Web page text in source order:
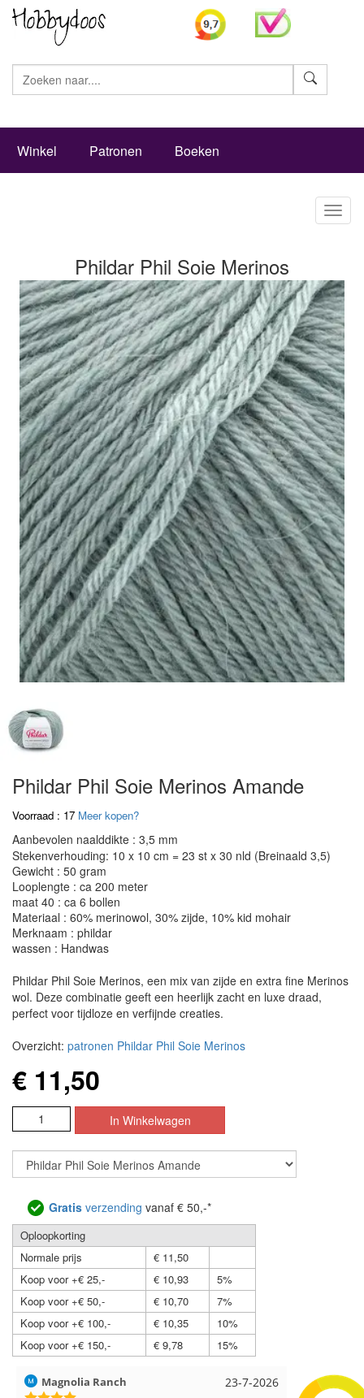
Winkel Patronen Boeken
Phildar Phil Soie Merinos
Phildar Phil Soie Merinos Amande
Voorraad : 17 Meer kopen?
Aanbevolen naalddikte : 3,5 mm
Stekenverhouding: 10 x 10 cm = 23 st x 30 nld (Breinaald 3,5)
Gewicht : 50 gram
Looplengte : ca 200 meter
maat 40 : ca 6 bollen
Materiaal : 60% merinowol, 30% zijde, 10% kid mohair
Merknaam : phildar
wassen : Handwas
Phildar Phil Soie Merinos, een mix van zijde en extra fine Merinos
wol. Deze combinatie geeft een heerlijk zacht en luxe draad,
perfect voor tijdloze en verfijnde creaties.
Overzicht: patronen Phildar Phil Soie Merinos
€ 11,50
Gratis verzending vanaf € 50,-*
Oploopkorting
Normale prijs
€ 11,50
Koop voor +€ 25,-
€ 10,93
5%
Koop voor +€ 50,-
€ 10,70
7%
Koop voor +€ 100,-
€ 10,35
10%
Koop voor +€ 150,-
€ 9,78 15%
23-7-2026
Magnolia Ranch Hilde uit